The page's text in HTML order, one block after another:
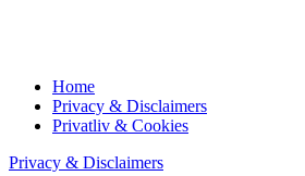
Home
Privacy & Disclaimers
Privatliv & Cookies
Privacy & Disclaimers